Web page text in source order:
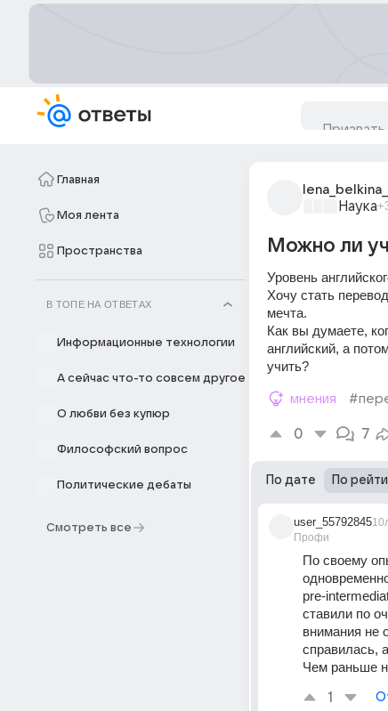
Главная
Моя лента
Пространства
В ТОПЕ НА ОТВЕТАХ
Информационные технологии
А сейчас что-то совсем другое
О любви без купюр
Философский вопрос
Политические дебаты
Смотреть все
Наука
Можно ли
Уровень
Хочу стать
мечта.
Как вы думаете,
английский, а
учить?
мнения
0 7
По дате По
user_55792845
Профи
По своему
pre-
ставили по
внимания не
справилась,
Чем раньше
1